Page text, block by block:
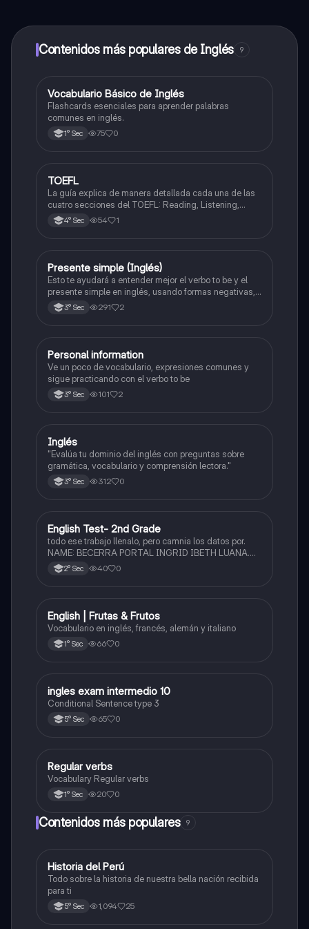
a determinadas funciones.
Contenidos más populares de Inglés 9
VInglés
Vocabulario Básico de Inglés
Flashcards esenciales para aprender palabras
comunes en inglés.
1° Sec 75 0
Inglés
TOEFL
La guía explica de manera detallada cada una de las
cuatro secciones del TOEFL: Reading, Listening,
Speaking y Writing, ayudando al estudiante a
comprender cómo funciona el examen, qué se evalúa
4° Sec 54 1
Inglés
Presente simple (Inglés)
Esto te ayudará a entender mejor el verbo to be y el
presente simple en inglés, usando formas negativas,
positivas e incluso preguntas con las que podrás
entender mejor este idioma <3
3° Sec 291 2
Inglés
Personal information
Ve un poco de vocabulario, expresiones comunes y
sigue practicando con el verbo to be
3° Sec 101 2
Inglés
Inglés
"Evalúa tu dominio del inglés con preguntas sobre
gramática, vocabulario y comprensión lectora."
3° Sec 312 0
Inglés
English Test- 2nd Grade
todo ese trabajo llenalo, pero camnia los datos por.
NAME: BECERRA PORTAL INGRID IBETH LUANA.
GRADE: 2° SECTION: F. y cambia el diseño con uno
más bonito pero diferente, trabajalo en CANVA,
2° Sec 40 0
Inglés
English | Frutas & Frutos
Vocabulario en inglés, francés, alemán y italiano
1° Sec 66 0
IInglés
ingles exam intermedio 10
Conditional Sentence type 3
5° Sec 65 0
Inglés
Regular verbs
Vocabulary Regular verbs
1° Sec 20 0
Contenidos más populares 9
Ciencias Sociales
Historia del Perú
Todo sobre la historia de nuestra bella nación recibida
para ti
5° Sec 1,094 25